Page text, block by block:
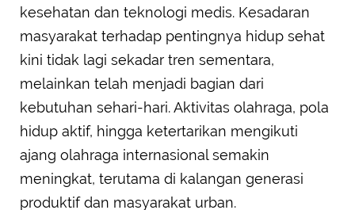
kesehatan dan teknologi medis. Kesadaran
masyarakat terhadap pentingnya hidup sehat
kini tidak lagi sekadar tren sementara,
melainkan telah menjadi bagian dari
kebutuhan sehari-hari. Aktivitas olahraga, pola
hidup aktif, hingga ketertarikan mengikuti
ajang olahraga internasional semakin
meningkat, terutama di kalangan generasi
produktif dan masyarakat urban.